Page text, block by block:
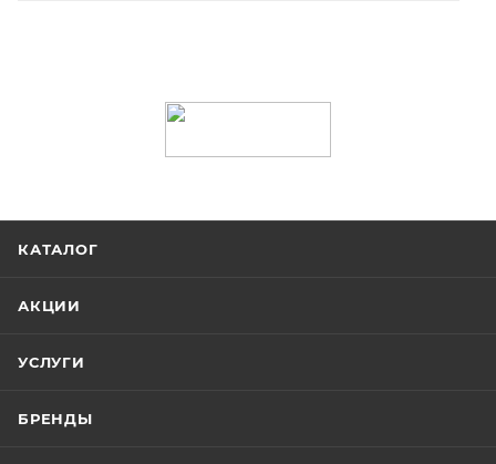
КАТАЛОГ
АКЦИИ
УСЛУГИ
БРЕНДЫ